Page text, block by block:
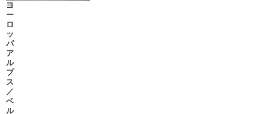
ヨ
ー
ロ
ッ
パ
ア
ル
プ
ス
／
ベ
ル